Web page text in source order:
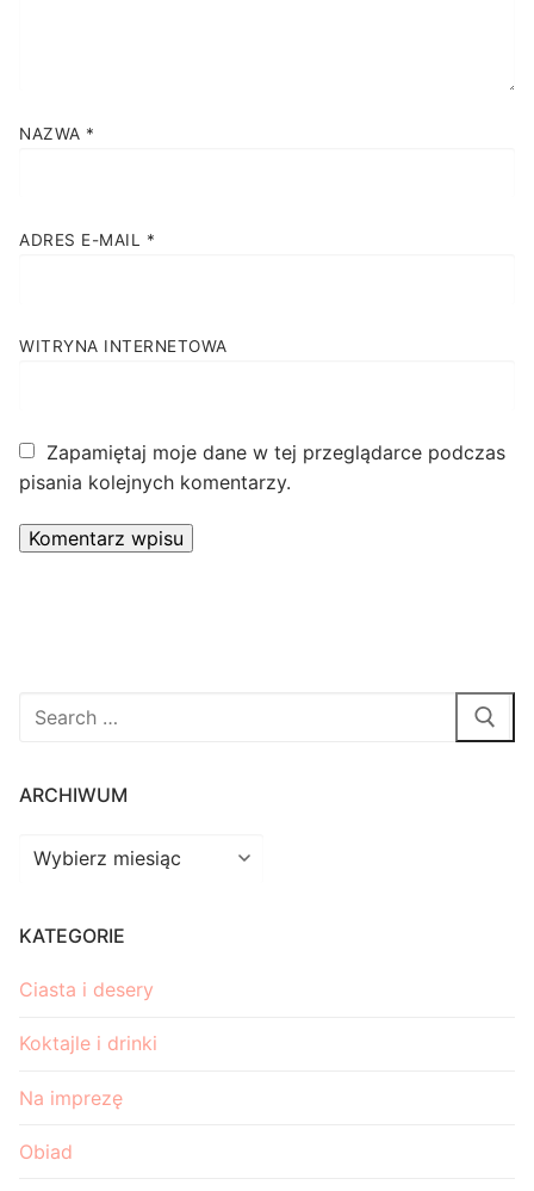
NAZWA *
ADRES E-MAIL *
WITRYNA INTERNETOWA
Zapamiętaj moje dane w tej przeglądarce podczas
pisania kolejnych komentarzy.
Szukaj
ARCHIWUM
Archiwum
KATEGORIE
Ciasta i desery
Koktajle i drinki
Na imprezę
Obiad